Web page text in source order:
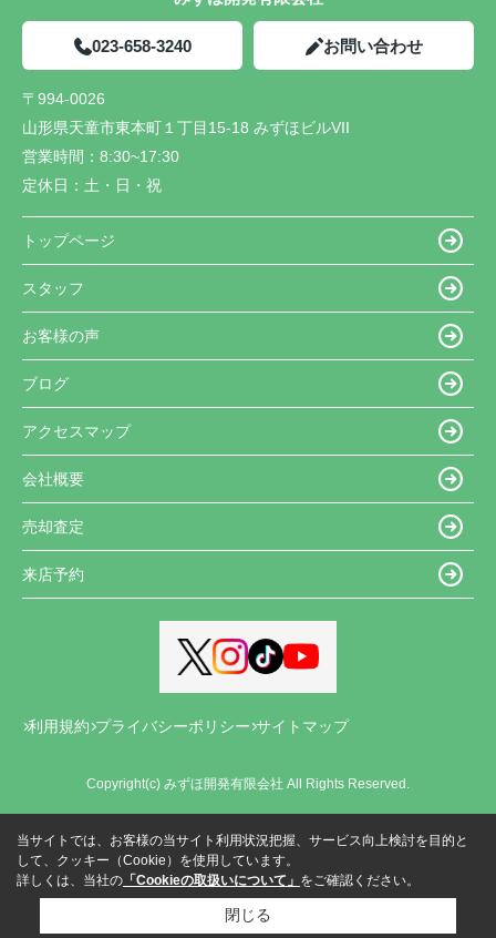
023-658-3240 お問い合わせ
〒994-0026
山形県天童市東本町１丁目15-18 みずほビルVII
営業時間： 8:30~17:30
定休日： 土・日・祝
トップページ
スタッフ
お客様の声
ブログ
アクセスマップ
会社概要
売却査定
来店予約
利用規約 プライバシーポリシー サイトマップ
Copyright(c) みずほ開発有限会社 All Rights Reserved.
当サイトでは、お客様の当サイト利用状況把握、サービス向上検討を目的と
して、クッキー（Cookie）を使用しています。
詳しくは、当社の 「Cookieの取扱いについて」 をご確認ください。
閉じる